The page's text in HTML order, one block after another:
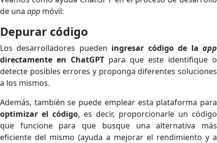
de una app móvil:
Depurar código
Los desarrolladores pueden ingresar código de laapp
directamente en ChatGPT para que este identifique o
detecte posibles errores y proponga diferentes soluciones
a los mismos.
Además, también se puede emplear esta plataforma para
optimizar el código, es decir, proporcionarle un código
que funcione para que busque una alternativa más
eficiente del mismo (ayuda a mejorar el rendimiento y a